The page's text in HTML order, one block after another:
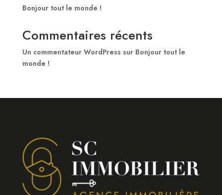
Bonjour tout le monde !
Commentaires récents
Un commentateur WordPress sur Bonjour tout le
monde !